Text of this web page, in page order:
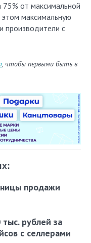
от максимальной
этом максимальную
производители с
, чтобы первыми быть в
продажи
рублей за
с селлерами